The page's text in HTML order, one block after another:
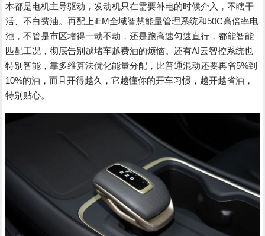
本都是电机主导驱动，发动机只在需要补电的时候介入，不瞎干
活、不白费油。再配上iEM全域智慧能量管理系统和50C高倍率电
池，不管是市区堵得一动不动，还是跑高速匀速直行，都能智能
匹配工况，彻底告别越堵车越费油的烦恼。还有AI云智控系统也
特别智能，靠多维算法优化能量分配，比普通混动还要再省5%到
10%的油，而且开得越久，它越懂你的开车习惯，越开越省油，
特别贴心。